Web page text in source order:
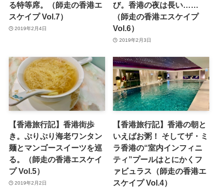
る特等席。（師走の香港エ
スケイプ Vol.7）
2019年2月4日
び。香港の夜は長い……
（師走の香港エスケイプ
Vol.6）
2019年2月3日
【香港旅行記】香港街歩
き。ぷりぷり海老ワンタン
麺とマンゴースイーツを巡
る。（師走の香港エスケイ
プ Vol.5）
2019年2月2日
【香港旅行記】香港の朝と
いえばお粥！ そしてザ・ミ
ラ香港の“室内インフィニ
ティ”プールはとにかくフ
ァビュラス（師走の香港エ
スケイプ Vol.4）